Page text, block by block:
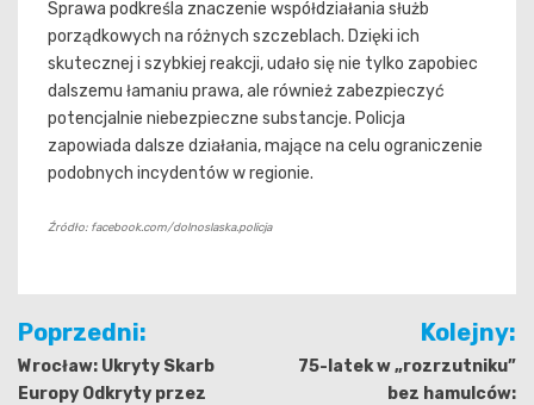
Sprawa podkreśla znaczenie współdziałania służb
porządkowych na różnych szczeblach. Dzięki ich
skutecznej i szybkiej reakcji, udało się nie tylko zapobiec
dalszemu łamaniu prawa, ale również zabezpieczyć
potencjalnie niebezpieczne substancje. Policja
zapowiada dalsze działania, mające na celu ograniczenie
podobnych incydentów w regionie.
Źródło: facebook.com/dolnoslaska.policja
Nawigacja
wpisu
Poprzedni:
Wrocław: Ukryty Skarb
Europy Odkryty przez
Kolejny:
75-latek w „rozrzutniku”
bez hamulców: